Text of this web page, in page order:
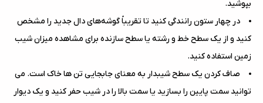
بپوشید.
در چهار ستون رانندگی کنید تا تقریباً گوشه‌های دال جدید را مشخص
کنید و از یک سطح خط و رشته یا سطح سازنده برای مشاهده میزان شیب
زمین استفاده کنید.
صاف کردن یک سطح شیبدار به معنای جابجایی تن ها خاک است. می
توانید سمت پایین را بسازید یا سمت بالا را در شیب حفر کنید و یک دیوار